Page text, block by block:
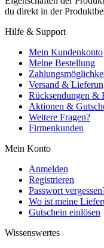
du direkt in der
Hilfe & Support
Mein Kundenkonto
Meine Bestellung
Versand &
Rücksendungen &
Aktionen &
Weitere Fragen?
Firmenkunden
Mein Konto
Anmelden
Registrieren
Passwort
Wo ist meine
Gutschein einlösen
Wissenswertes